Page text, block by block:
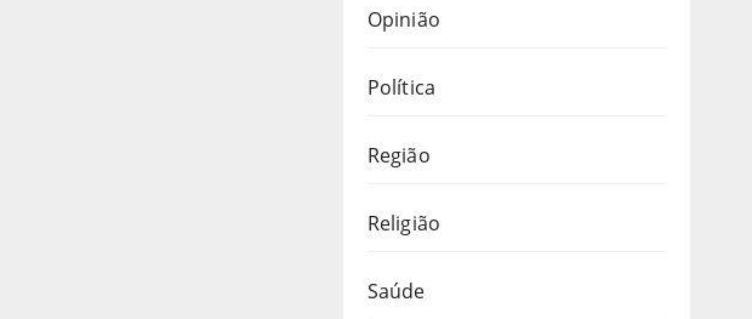
Opinião
Política
Região
Religião
Saúde